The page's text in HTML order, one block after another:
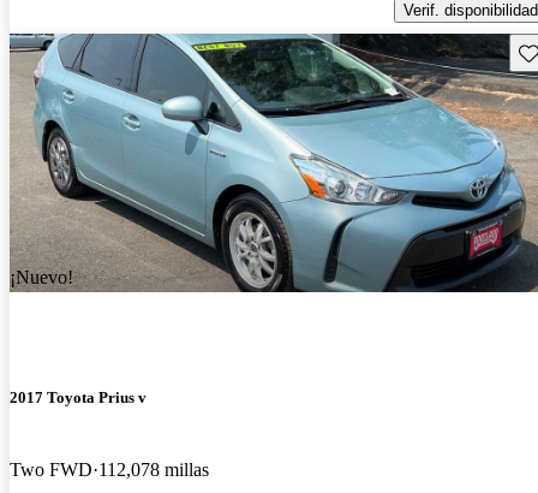
Verif. disponibilidad
¡Nuevo!
2017 Toyota Prius v
Two FWD 112,078 millas